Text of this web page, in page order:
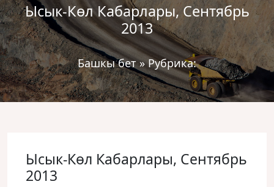
Ысык-Көл Кабарлары, Сентябрь
2013
Башкы бет»Рубрика:
Ысык-Көл Кабарлары, Сентябрь
2013